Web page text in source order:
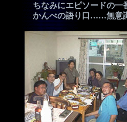
ちなみにエピソードの一
かんべの語り口……無意